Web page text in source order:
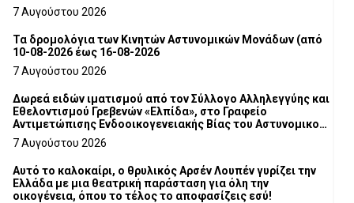
7 Αυγούστου 2026
Τα δρομολόγια των Κινητών Αστυνομικών Μονάδων (από
10-08-2026 έως 16-08-2026
7 Αυγούστου 2026
Δωρεά ειδών ιματισμού από τον Σύλλογο Αλληλεγγύης και
Εθελοντισμού Γρεβενών «Ελπίδα», στο Γραφείο
Αντιμετώπισης Ενδοοικογενειακής Βίας του Αστυνομικού
Τμήματος Γρεβενών
7 Αυγούστου 2026
Αυτό το καλοκαίρι, ο θρυλικός Αρσέν Λουπέν γυρίζει την
Ελλάδα με μια θεατρική παράσταση για όλη την
οικογένεια, όπου το τέλος το αποφασίζεις εσύ!